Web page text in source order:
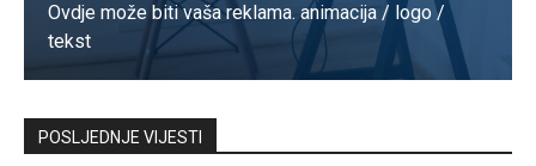
Ovdje može biti vaša reklama. animacija / logo /
tekst
Kontaktirajte nas
POSLJEDNJE VIJESTI